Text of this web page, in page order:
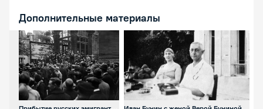
Дополнительные материалы
Открыть предпросмотр изображения
Открыть предпросмотр